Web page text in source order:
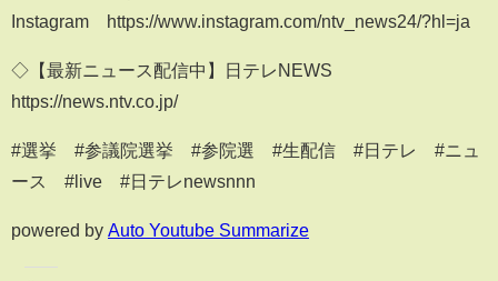
Instagram https://www.instagram.com/ntv_news24/?hl=ja
◇【最新ニュース配信中】日テレNEWS
https://news.ntv.co.jp/
#選挙 #参議院選挙 #参院選 #生配信 #日テレ​​ #ニュ
ース​​ #live #日テレnewsnnn
powered by Auto Youtube Summarize